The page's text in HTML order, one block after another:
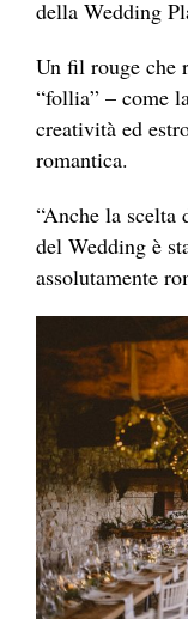
della Wedding
Un fil rouge che
“follia” – come
creatività ed
romantica.
“Anche la
del Wedding è
assolutamente